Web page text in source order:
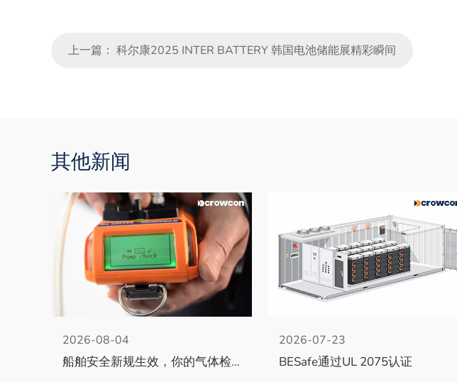
上一篇： 科尔康2025 INTER BATTERY 韩国电池储能展精彩瞬间
其他新闻
2026-08-04
船舶安全新规生效，你的气体检测仪达标了吗？
2026-07-23
BESafe通过UL 2075认证